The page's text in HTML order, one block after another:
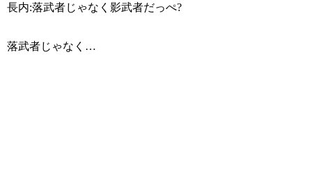
長内:落武者じゃなく影武者だっぺ?
落武者じゃなく…